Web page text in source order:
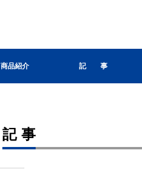
商品紹介 記 事
記事